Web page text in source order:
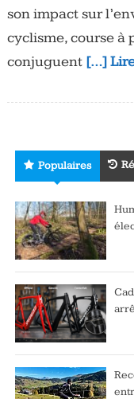
son impact sur
cyclisme, course à
conjuguent […]
Populaires